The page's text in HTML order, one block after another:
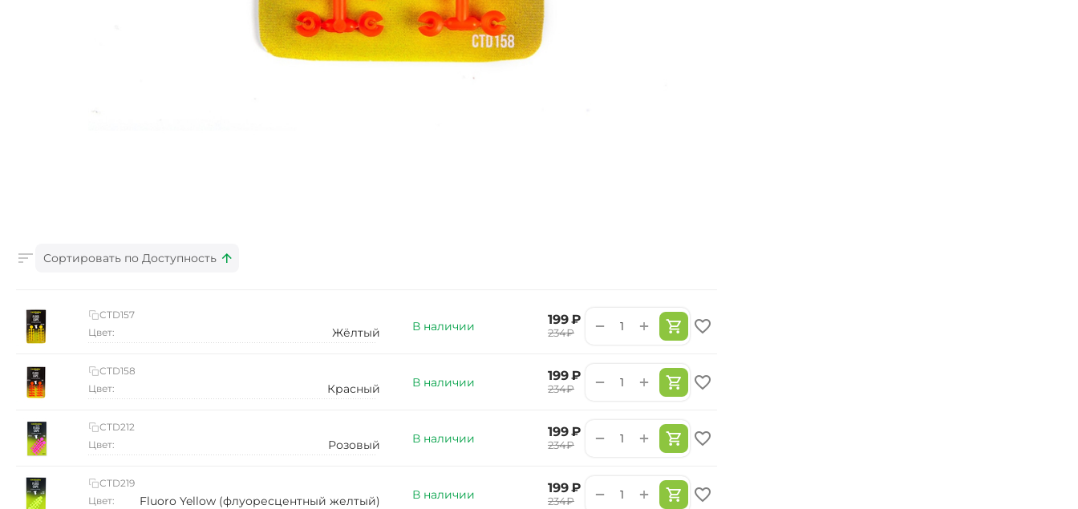
Сортировать по Доступность
В наличии ‍199‍ ₽
‍234‍₽ +
−
CTD157
Цвет:
Жёлтый
В наличии ‍199‍ ₽
‍234‍₽ +
−
CTD158
Цвет:
Красный
В наличии ‍199‍ ₽
‍234‍₽ +
−
CTD212
Цвет:
Розовый
В наличии ‍199‍ ₽
‍234‍₽ +
−
CTD219
Цвет:
Fluoro Yellow (флуоресцентный желтый)